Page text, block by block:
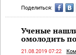
Поделиться:
Ученые
омолодить
21.08.2019 07:22